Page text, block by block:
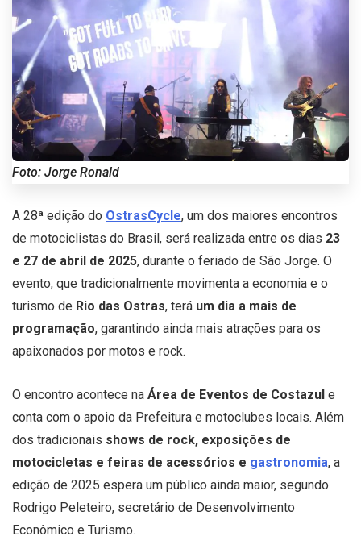
Foto: Jorge Ronald
A 28ª edição do OstrasCycle, um dos maiores encontros
de motociclistas do Brasil, será realizada entre os dias 23
e 27 de abril de 2025, durante o feriado de São Jorge. O
evento, que tradicionalmente movimenta a economia e o
turismo de Rio das Ostras, terá um dia a mais de
programação, garantindo ainda mais atrações para os
apaixonados por motos e rock.
O encontro acontece na Área de Eventos de Costazul e
conta com o apoio da Prefeitura e motoclubes locais. Além
dos tradicionais shows de rock, exposições de
motocicletas e feiras de acessórios e gastronomia, a
edição de 2025 espera um público ainda maior, segundo
Rodrigo Peleteiro, secretário de Desenvolvimento
Econômico e Turismo.